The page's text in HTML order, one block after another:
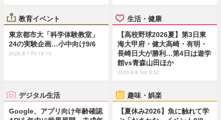
教育イベント
東京都市大「科学体験教室」
24の実験企画…小中向け9/6
2026.8.7 Fri 18:15
生活・健康
【高校野球2026夏】第3日東
海大甲府・健大高崎・有明・
長崎日大が勝利…第4日は遊学
館vs青森山田ほか
2026.8.8 Sat 9:52
デジタル生活
Google、アプリ向け年齢確認
趣味・娯楽
【夏休み2026】魚に触れて学